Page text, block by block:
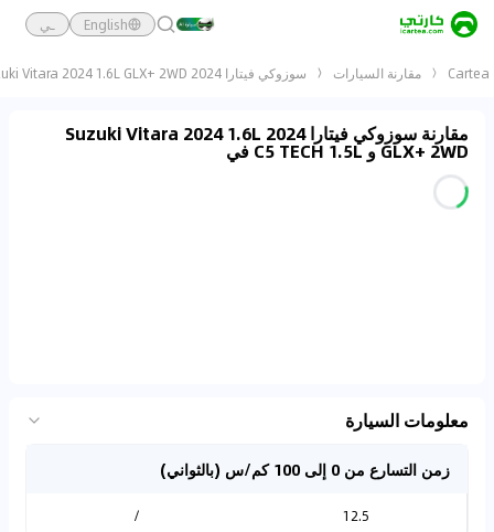
English ـي
Cartea مقارنة السيارات سوزوكي فيتارا 2024 Suzuki Vitara 2024 1.6L GLX+ 2WD و C5 TECH 1.5L
مقارنة سوزوكي فيتارا 2024 Suzuki Vitara 2024 1.6L
GLX+ 2WD و C5 TECH 1.5L في
معلومات السيارة
زمن التسارع من 0 إلى 100 كم/س (بالثواني)
12.5
/